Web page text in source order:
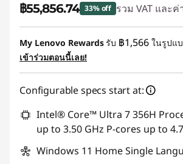
฿55,856.74 33% off รวม VAT และค่
ประหยัดทันที :-฿24,772.24
หรือ
การประหยัด eCoupon :-฿27,835.30
*Savings cannot be combined
ใช้ eCoupon :88SALETH
My Lenovo Rewardsรับ ฿1,566 ในรูปแ
เข้าร่วมตอนนี้เลย!
Configurable specs start at:
Intel® Core™ Ultra 7 356H
up to 3.50 GHz P-cores up to
Windows 11 Home Single